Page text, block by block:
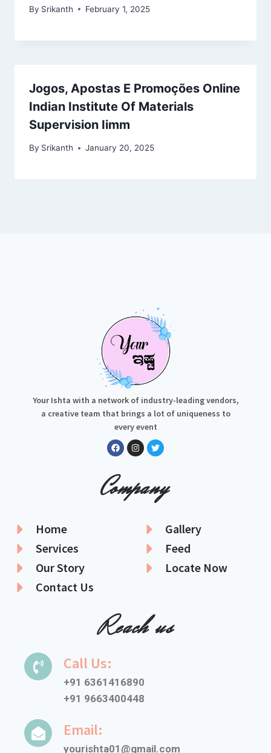
By Srikanth February 1, 2025
Jogos, Apostas E Promoções Online
Indian Institute Of Materials
Supervision Iimm
By Srikanth January 20, 2025
Your Ishta with a network of industry-leading vendors,
a creative team that brings a lot of uniqueness to
every event
Company
Home
Services
Our Story
Contact Us
Gallery
Feed
Locate Now
Reach us
Call Us:
+91 6361416890
+91 9663400448
Email:
yourishta01@gmail.com